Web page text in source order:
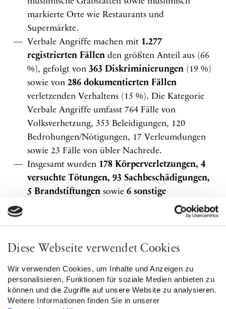
Diese Webseite verwendet Cookies
Wir verwenden Cookies, um Inhalte und Anzeigen zu
personalisieren, Funktionen für soziale Medien anbieten zu
können und die Zugriffe auf unsere Website zu analysieren.
Weitere Informationen finden Sie in unserer
markierte Orte wie Restaurants und
Supermärkte.
Verbale Angriffe machen mit 1.277
registrierten Fällenden größten Anteil aus (66
%), gefolgt von 363 Diskriminierungen (19 %)
sowie von 286 dokumentierten Fällen
verletzenden Verhaltens (15 %). Die Kategorie
Verbale Angriffe umfasst 764 Fälle von
Volksverhetzung, 353 Beleidigungen, 120
Bedrohungen/Nötigungen, 17 Verleumdungen
sowie 23 Fälle von übler Nachrede.
Insgesamt wurden 178 Körperverletzungen, 4
versuchte Tötungen, 93 Sachbeschädigungen,
5 Brandstiftungen sowie 6 sonstige
dokumentiert, unter anderem
Einzelpersonen. In 125 dokumentierten Fällen
Einrichtung/Ort“ wie bspw. Moschee oder
Friedhof betroffen. In 14 Fällen waren
muslimisch markierte Orte wie Restaurants oder